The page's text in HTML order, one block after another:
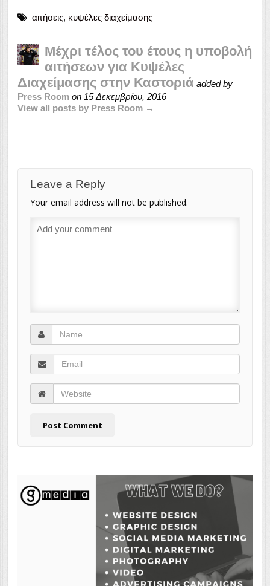
αιτήσεις, κυψέλες διαχείμασης
Μέχρι τέλος του έτους η υποβολή
αιτήσεων για Κυψέλες
Διαχείμασης στην Καστοριά added by
Press Room on 15 Δεκεμβρίου, 2016
View all posts by Press Room →
Leave a Reply
Your email address will not be published.